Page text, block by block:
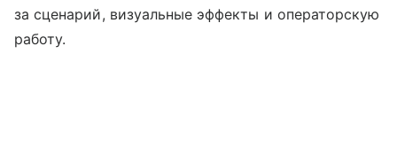
за сценарий, визуальные эффекты и операторскую
работу.